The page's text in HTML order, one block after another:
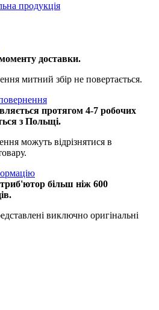
продукція
доставки.
митний збір не повертається.
протягом 4-7 робочих
з Польщі.
можуть відрізнятися в
більш ніж 600
виключно оригінальні